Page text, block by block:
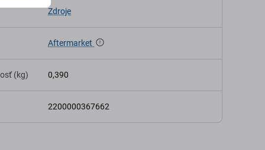
Zdroje
Aftermarket
(kg) 0,390
2200000367662